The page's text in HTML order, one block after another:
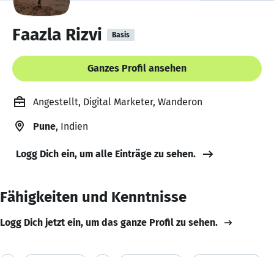
Faazla Rizvi Basis
Ganzes Profil ansehen
Angestellt, Digital Marketer, Wanderon
Pune, Indien
Logg Dich ein, um alle Einträge zu sehen.
Fähigkeiten und Kenntnisse
Logg Dich jetzt ein, um das ganze Profil zu sehen.